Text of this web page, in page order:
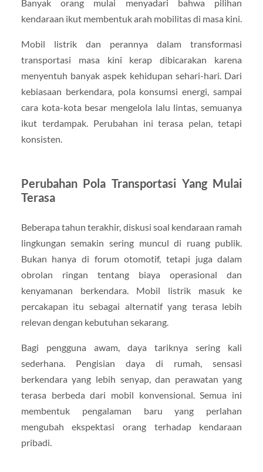
Banyak orang mulai menyadari bahwa pilihan
kendaraan ikut membentuk arah mobilitas di masa kini.
Mobil listrik dan perannya dalam transformasi
transportasi masa kini kerap dibicarakan karena
menyentuh banyak aspek kehidupan sehari-hari. Dari
kebiasaan berkendara, pola konsumsi energi, sampai
cara kota-kota besar mengelola lalu lintas, semuanya
ikut terdampak. Perubahan ini terasa pelan, tetapi
konsisten.
Perubahan Pola Transportasi Yang Mulai
Terasa
Beberapa tahun terakhir, diskusi soal kendaraan ramah
lingkungan semakin sering muncul di ruang publik.
Bukan hanya di forum otomotif, tetapi juga dalam
obrolan ringan tentang biaya operasional dan
kenyamanan berkendara. Mobil listrik masuk ke
percakapan itu sebagai alternatif yang terasa lebih
relevan dengan kebutuhan sekarang.
Bagi pengguna awam, daya tariknya sering kali
sederhana. Pengisian daya di rumah, sensasi
berkendara yang lebih senyap, dan perawatan yang
terasa berbeda dari mobil konvensional. Semua ini
membentuk pengalaman baru yang perlahan
mengubah ekspektasi orang terhadap kendaraan
pribadi.